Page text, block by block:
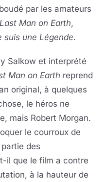
par les amateurs
Man on Earth,
suis une Légende.
Salkow et interprété
Man on Earth reprend
original, à quelques
le héros ne
mais Robert Morgan.
le courroux de
des
il que le film a contre
à la hauteur de